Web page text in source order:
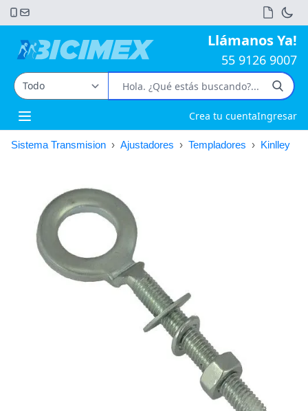
Llámanos Ya!
55 9126 9007
Open main menu Crea tu cuentaIngresar
Sistema Transmision › Ajustadores › Templadores › Kinlley